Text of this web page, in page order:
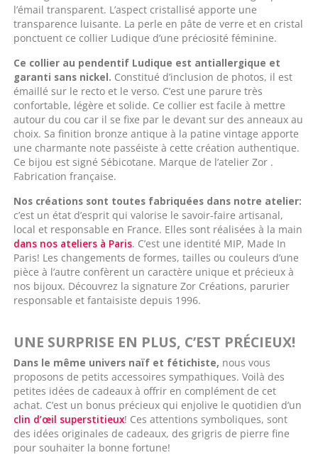
l’émail transparent. L’aspect cristallisé apporte une
transparence luisante. La perle en pâte de verre et en cristal
ponctuent ce collier Ludique d’une préciosité féminine.
Ce collier au pendentif Ludique est antiallergique et
garanti sans nickel. Constitué d’inclusion de photos, il est
émaillé sur le recto et le verso. C’est une parure très
confortable, légère et solide. Ce collier est facile à mettre
autour du cou car il se fixe par le devant sur des anneaux au
choix. Sa finition bronze antique à la patine vintage apporte
une charmante note passéiste à cette création authentique.
Ce bijou est signé Sébicotane. Marque de l’atelier Zor .
Fabrication française.
Nos créations sont toutes fabriquées dans notre atelier:
c’est un état d’esprit qui valorise le savoir-faire artisanal,
local et responsable en France. Elles sont réalisées à la main
dans nos ateliers à Paris. C’est une identité MIP, Made In
Paris! Les changements de formes, tailles ou couleurs d’une
pièce à l’autre confèrent un caractère unique et précieux à
nos bijoux. Découvrez la signature Zor Créations, parurier
responsable et fantaisiste depuis 1996.
UNE SURPRISE EN PLUS, C’EST PRÉCIEUX!
Dans le même univers naïf et fétichiste, nous vous
proposons de petits accessoires sympathiques. Voilà des
petites idées de cadeaux à offrir en complément de cet
achat. C’est un bonus précieux qui enjolive le quotidien d’un
clin d’œil superstitieux! Ces attentions symboliques, sont
des idées originales de cadeaux, des grigris de pierre fine
pour souhaiter la bonne fortune!